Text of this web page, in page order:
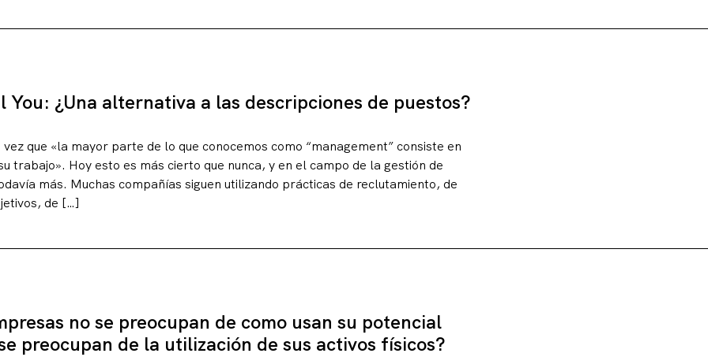
You: ¿Una alternativa a las descripciones de puestos?
que «la mayor parte de lo que conocemos como “management” consiste en
trabajo». Hoy esto es más cierto que nunca, y en el campo de la gestión de
más. Muchas compañías siguen utilizando prácticas de reclutamiento, de
de […]
no se preocupan de como usan su potencial
preocupan de la utilización de sus activos físicos?